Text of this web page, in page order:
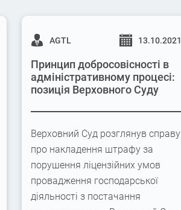
AGTL 13.10.2021
Принцип добросовісності в
адміністративному процесі:
позиція Верховного Суду
Верховний Суд розглянув справу
про накладення штрафу за
порушення ліцензійних умов
провадження господарської
діяльності з постачання